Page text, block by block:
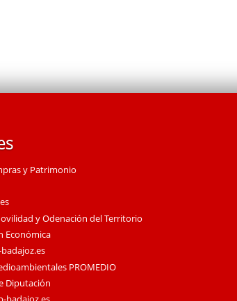
y Patrimonio
y Odenación del Territorio
Económica
PROMEDIO
Diputación